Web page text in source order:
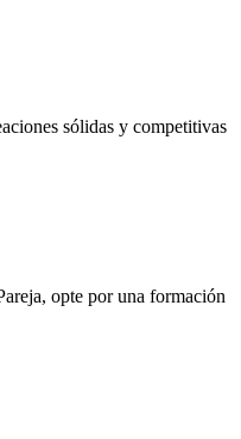
sólidas y competitivas
opte por una formación